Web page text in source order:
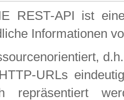
REST-API ist
Informationen
URLs
repräsentiert